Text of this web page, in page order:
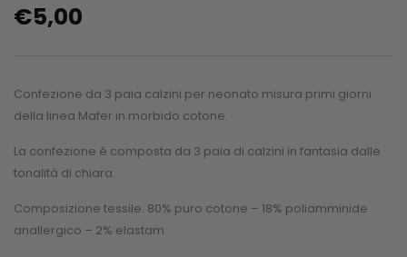
€5,00
Confezione da 3 paia calzini per neonato misura primi giorni
della linea Mafer in morbido cotone.
La confezione è composta da 3 paia di calzini in fantasia dalle
tonalità di chiara.
Composizione tessile: 80% puro cotone – 18% poliamminide
anallergico – 2% elastam